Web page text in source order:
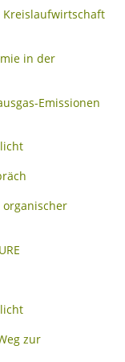
Kreislaufwirtschaft
in der
Emissionen
zur